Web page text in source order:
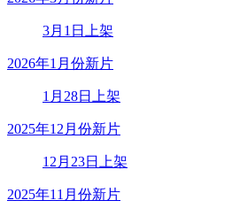
3月1日上架
2026年1月份新片
1月28日上架
2025年12月份新片
12月23日上架
2025年11月份新片